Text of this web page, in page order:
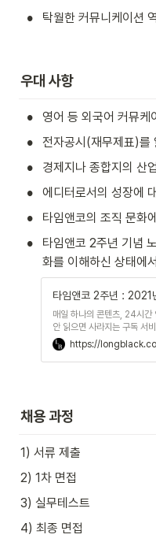
• 탁월한 커뮤니케이션
우대 사항
• 영어 등 외국어 커뮤케
• 전자공시(재무제표)를
• 경제지나 종합지의 산
• 에디터로서의 성장에
• 타임앤코의 조직 문화
•
타임앤코 2주년 기념
화를 이해하신 상태에
매일 하나의 콘텐츠, 24시간
안 읽으면 사라지는 구독 서
블랙
채용 과정
1) 서류 제출
2) 1차 면접
3) 실무테스트
4) 최종 면접